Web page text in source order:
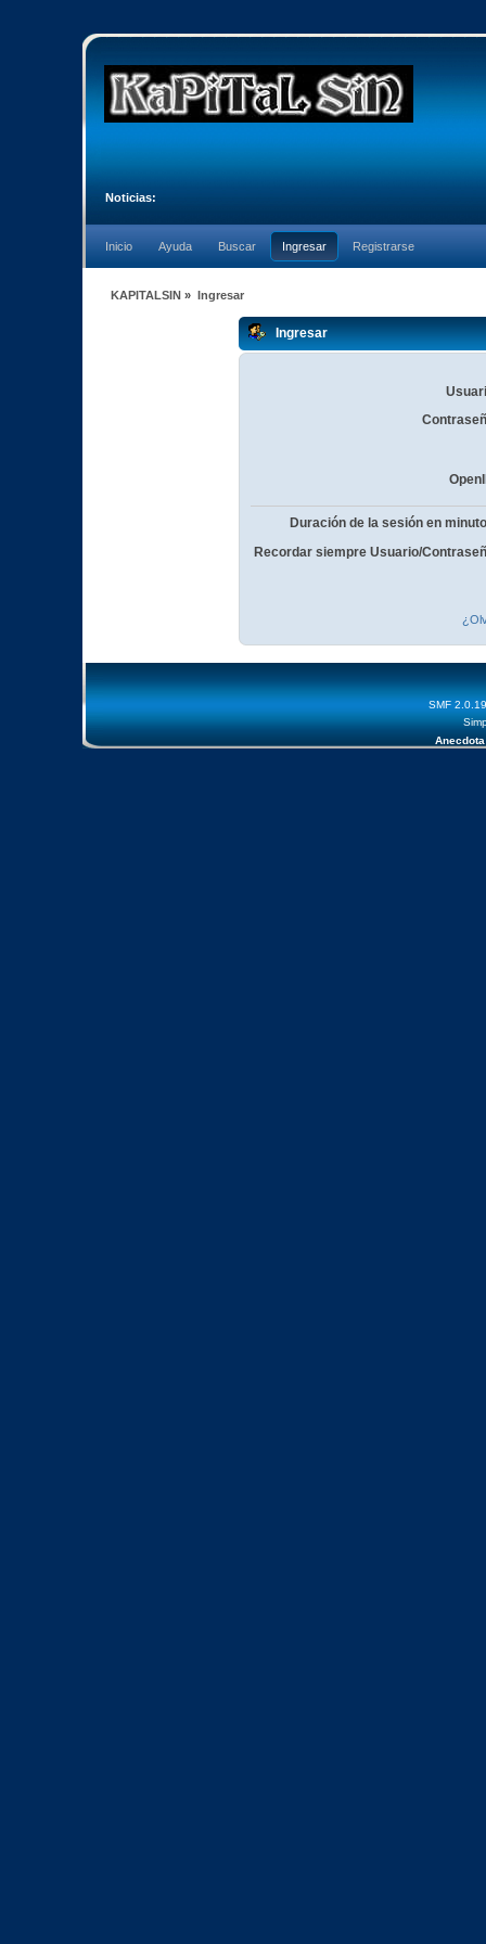
Noticias:
Inicio Ayuda Buscar Ingresar Registrarse
KAPITALSIN » Ingresar
Ingresar
Duración de la sesión en
Recordar siempre Usuario/
SMF 2.0.19
Anecdota